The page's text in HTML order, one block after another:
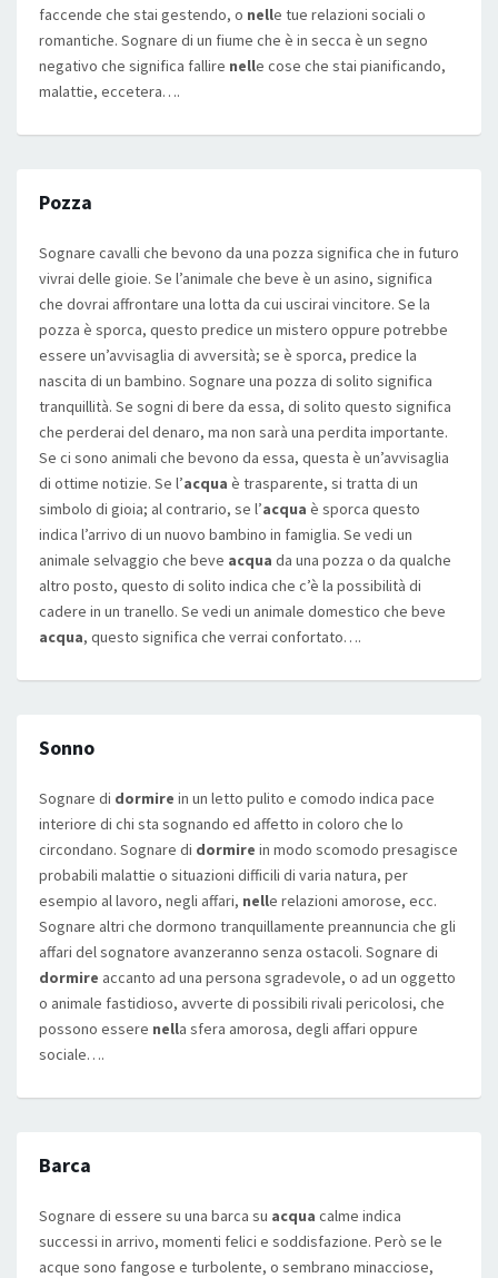
faccende che stai gestendo, o nelle tue relazioni sociali o
romantiche. Sognare di un fiume che è in secca è un segno
negativo che significa fallire nelle cose che stai pianificando,
malattie, eccetera….
Pozza
Sognare cavalli che bevono da una pozza significa che in futuro
vivrai delle gioie. Se l’animale che beve è un asino, significa
che dovrai affrontare una lotta da cui uscirai vincitore. Se la
pozza è sporca, questo predice un mistero oppure potrebbe
essere un’avvisaglia di avversità; se è sporca, predice la
nascita di un bambino. Sognare una pozza di solito significa
tranquillità. Se sogni di bere da essa, di solito questo significa
che perderai del denaro, ma non sarà una perdita importante.
Se ci sono animali che bevono da essa, questa è un’avvisaglia
di ottime notizie. Se l’acqua è trasparente, si tratta di un
simbolo di gioia; al contrario, se l’acqua è sporca questo
indica l’arrivo di un nuovo bambino in famiglia. Se vedi un
animale selvaggio che beve acqua da una pozza o da qualche
altro posto, questo di solito indica che c’è la possibilità di
cadere in un tranello. Se vedi un animale domestico che beve
acqua, questo significa che verrai confortato….
Sonno
Sognare di dormire in un letto pulito e comodo indica pace
interiore di chi sta sognando ed affetto in coloro che lo
circondano. Sognare di dormire in modo scomodo presagisce
probabili malattie o situazioni difficili di varia natura, per
esempio al lavoro, negli affari, nelle relazioni amorose, ecc.
Sognare altri che dormono tranquillamente preannuncia che gli
affari del sognatore avanzeranno senza ostacoli. Sognare di
dormire accanto ad una persona sgradevole, o ad un oggetto
o animale fastidioso, avverte di possibili rivali pericolosi, che
possono essere nella sfera amorosa, degli affari oppure
sociale….
Barca
Sognare di essere su una barca su acqua calme indica
successi in arrivo, momenti felici e soddisfazione. Però se le
acque sono fangose e turbolente, o sembrano minacciose,